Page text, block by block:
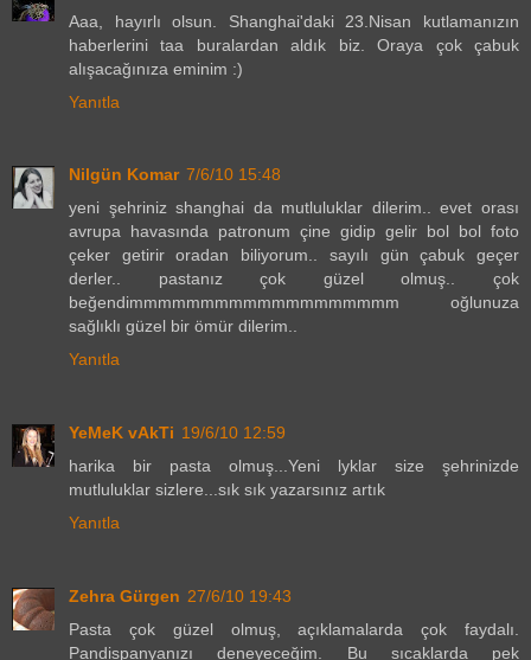
Aaa, hayırlı olsun. Shanghai'daki 23.Nisan kutlamanızın
haberlerini taa buralardan aldık biz. Oraya çok çabuk
alışacağınıza eminim :)
Yanıtla
Nilgün Komar 7/6/10 15:48
yeni şehriniz shanghai da mutluluklar dilerim.. evet orası
avrupa havasında patronum çine gidip gelir bol bol foto
çeker getirir oradan biliyorum.. sayılı gün çabuk geçer
derler.. pastanız çok güzel olmuş.. çok
beğendimmmmmmmmmmmmmmmmmmm oğlunuza
sağlıklı güzel bir ömür dilerim..
Yanıtla
YeMeK vAkTi 19/6/10 12:59
harika bir pasta olmuş...Yeni lyklar size şehrinizde
mutluluklar sizlere...sık sık yazarsınız artık
Yanıtla
Zehra Gürgen 27/6/10 19:43
Pasta çok güzel olmuş, açıklamalarda çok faydalı.
Pandispanyanızı deneyeceğim. Bu sıcaklarda pek